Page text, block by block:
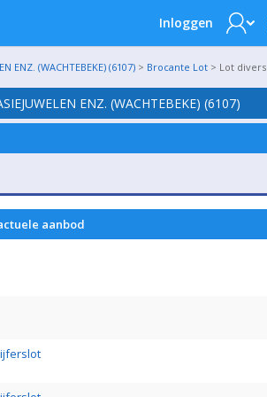
Inloggen
ENZ. (WACHTEBEKE) (6107) > Brocante Lot > Lot divers
ENZ. (WACHTEBEKE) (6107)
aanbod